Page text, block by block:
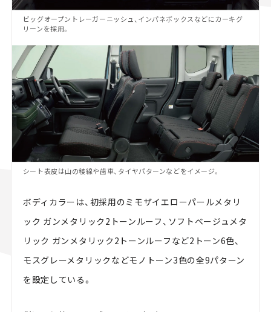
ビッグオープントレーガーニッシュ、インパネボックスなどにカーキグ
リーンを採用。
シート表皮は山の稜線や⻭車、タイヤパターンなどをイメージ。
ボディカラーは、初採用のミモザイエローパールメタリ
ック ガンメタリック2トーンルーフ、ソフトベージュメタ
リック ガンメタリック2トーンルーフなど2トーン6色、
モスグレーメタリックなどモノトーン3色の全9パターン
を設定している。